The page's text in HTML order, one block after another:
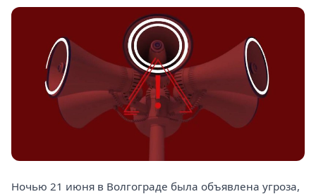
Ночью 21 июня в Волгограде была объявлена угроза,